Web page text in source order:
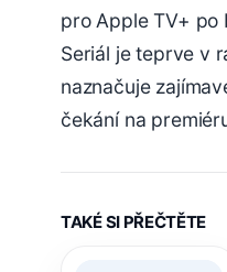
pro Apple TV+ po
Seriál je teprve v
naznačuje
čekání na
TAKÉ SI PŘEČTĚTE